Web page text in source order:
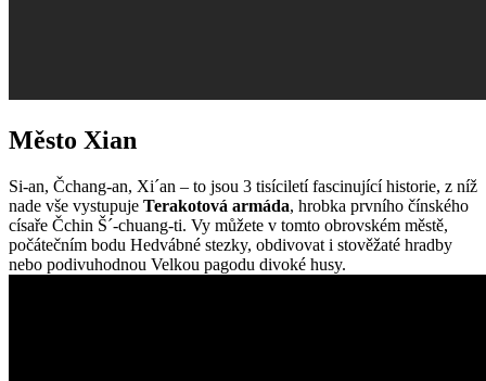
Město Xian
Si-an, Čchang-an, Xi´an – to jsou 3 tisíciletí fascinující historie, z níž
nade vše vystupuje Terakotová armáda, hrobka prvního čínského
císaře Čchin Š´-chuang-ti. Vy můžete v tomto obrovském městě,
počátečním bodu Hedvábné stezky, obdivovat i stověžaté hradby
nebo podivuhodnou Velkou pagodu divoké husy.